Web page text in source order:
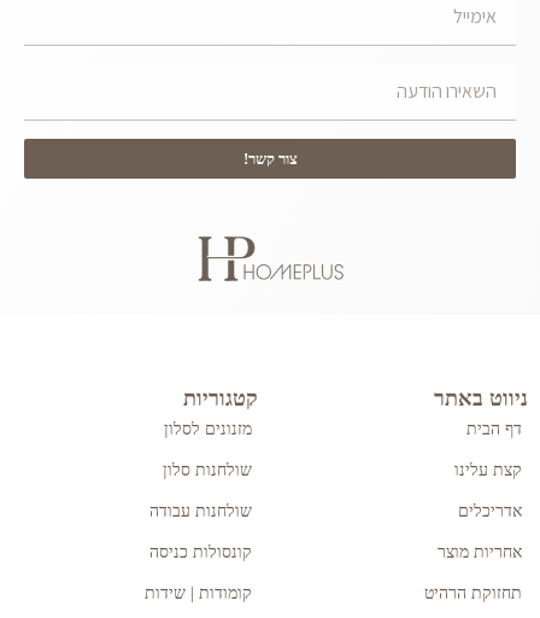
צור קשר!
ניווט באתר
דף הבית
קצת עלינו
אדריכלים
אחריות מוצר
תחזוקת הרהיט
קטגוריות
מזנונים לסלון
שולחנות סלון
שולחנות עבודה
קונסולות כניסה
קומודות | שידות